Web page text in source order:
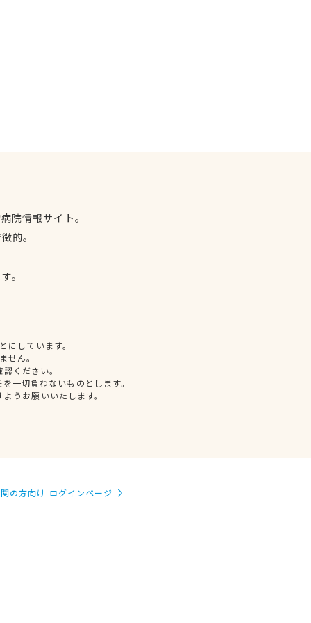
院情報サイト。
的。
。
しています。
せん。
ください。
一切負わないものとします。
うお願いいたします。
の方向け ログインページ